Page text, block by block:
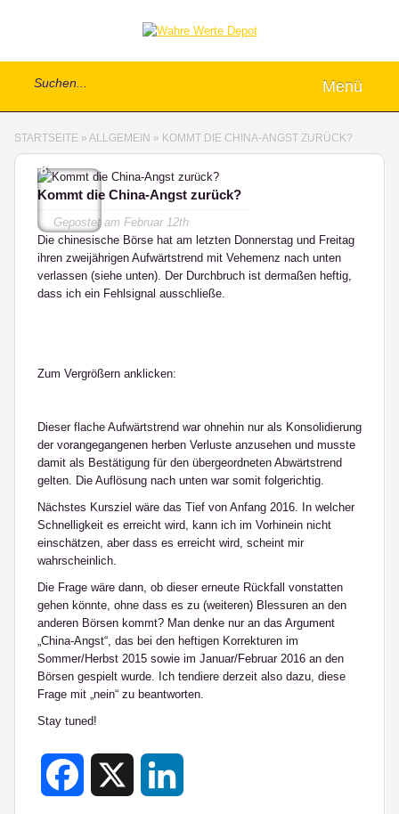
Menü
STARTSEITE » ALLGEMEIN » KOMMT DIE CHINA-ANGST ZURÜCK?
8
Kommt die China-Angst zurück?
Gepostet am Februar 12th
Die chinesische Börse hat am letzten Donnerstag und Freitag
ihren zweijährigen Aufwärtstrend mit Vehemenz nach unten
verlassen (siehe unten). Der Durchbruch ist dermaßen heftig,
dass ich ein Fehlsignal ausschließe.
Zum Vergrößern anklicken:
Dieser flache Aufwärtstrend war ohnehin nur als Konsolidierung
der vorangegangenen herben Verluste anzusehen und musste
damit als Bestätigung für den übergeordneten Abwärtstrend
gelten. Die Auflösung nach unten war somit folgerichtig.
Nächstes Kursziel wäre das Tief von Anfang 2016. In welcher
Schnelligkeit es erreicht wird, kann ich im Vorhinein nicht
einschätzen, aber dass es erreicht wird, scheint mir
wahrscheinlich.
Die Frage wäre dann, ob dieser erneute Rückfall vonstatten
gehen könnte, ohne dass es zu (weiteren) Blessuren an den
anderen Börsen kommt? Man denke nur an das Argument
„China-Angst“, das bei den heftigen Korrekturen im
Sommer/Herbst 2015 sowie im Januar/Februar 2016 an den
Börsen gespielt wurde. Ich tendiere derzeit also dazu, diese
Frage mit „nein“ zu beantworten.
Stay tuned!
Facebook